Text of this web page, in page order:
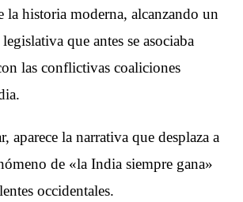
la historia moderna, alcanzando un
que antes se asociaba
las conflictivas coaliciones
aparece la narrativa que desplaza a
de «la India siempre gana»
occidentales.